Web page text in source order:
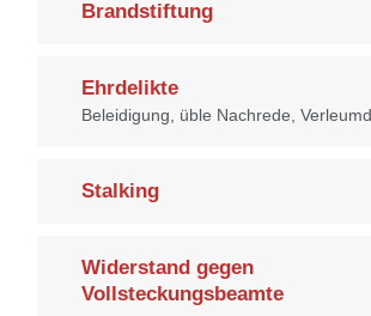
Brandstiftung
Ehrdelikte
Beleidigung, üble Nachrede,
Stalking
Widerstand gegen
Vollsteckungsbeamte